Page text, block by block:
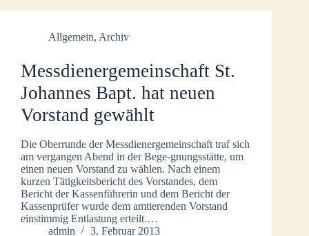
Allgemein, Archiv
Messdienergemeinschaft St.
Johannes Bapt. hat neuen
Vorstand gewählt
Die Oberrunde der Messdienergemeinschaft traf sich
am vergangen Abend in der Bege-gnungsstätte, um
einen neuen Vorstand zu wählen. Nach einem
kurzen Tätigkeitsbericht des Vorstandes, dem
Bericht der Kassenführerin und dem Bericht der
Kassenprüfer wurde dem amtierenden Vorstand
einstimmig Entlastung erteilt.…
admin
3. Februar 2013